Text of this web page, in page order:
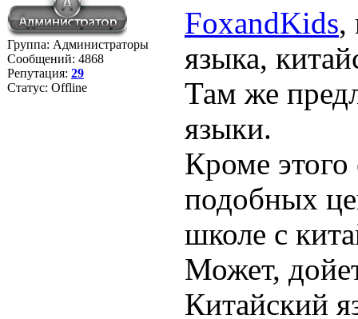
Группа: Администраторы
Сообщений: 4868
Репутация: 29
Статус: Offline
FoxandKids,
языка,
Там же
языки.
Кроме этого
подобных
школе с
Может,
Китайский